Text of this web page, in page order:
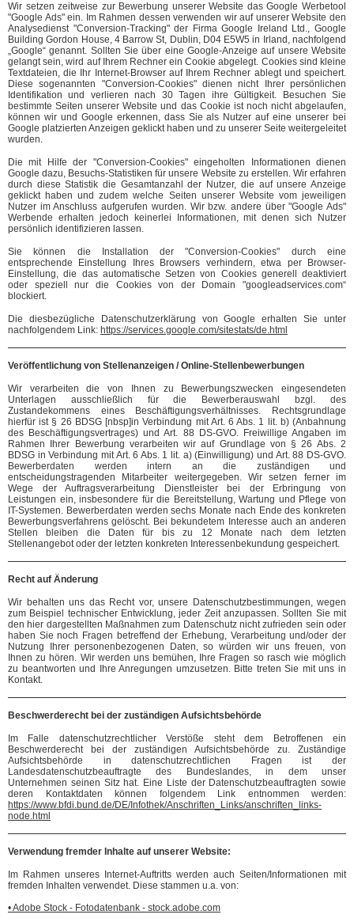
Wir setzen zeitweise zur Bewerbung unserer Website das Google Werbetool
"Google Ads" ein. Im Rahmen dessen verwenden wir auf unserer Website den
Analysedienst "Conversion-Tracking" der Firma Google Ireland Ltd., Google
Building Gordon House, 4 Barrow St, Dublin, D04 E5W5 in Irland, nachfolgend
„Google“ genannt. Sollten Sie über eine Google-Anzeige auf unsere Website
gelangt sein, wird auf Ihrem Rechner ein Cookie abgelegt. Cookies sind kleine
Textdateien, die Ihr Internet-Browser auf Ihrem Rechner ablegt und speichert.
Diese sogenannten "Conversion-Cookies" dienen nicht Ihrer persönlichen
Identifikation und verlieren nach 30 Tagen ihre Gültigkeit. Besuchen Sie
bestimmte Seiten unserer Website und das Cookie ist noch nicht abgelaufen,
können wir und Google erkennen, dass Sie als Nutzer auf eine unserer bei
Google platzierten Anzeigen geklickt haben und zu unserer Seite weitergeleitet
wurden.
Die mit Hilfe der "Conversion-Cookies" eingeholten Informationen dienen
Google dazu, Besuchs-Statistiken für unsere Website zu erstellen. Wir erfahren
durch diese Statistik die Gesamtanzahl der Nutzer, die auf unsere Anzeige
geklickt haben und zudem welche Seiten unserer Website vom jeweiligen
Nutzer im Anschluss aufgerufen wurden. Wir bzw. andere über "Google Ads"
Werbende erhalten jedoch keinerlei Informationen, mit denen sich Nutzer
persönlich identifizieren lassen.
Sie können die Installation der "Conversion-Cookies" durch eine
entsprechende Einstellung Ihres Browsers verhindern, etwa per Browser-
Einstellung, die das automatische Setzen von Cookies generell deaktiviert
oder speziell nur die Cookies von der Domain "googleadservices.com“
blockiert.
Die diesbezügliche Datenschutzerklärung von Google erhalten Sie unter
nachfolgendem Link: https://services.google.com/sitestats/de.html
Veröffentlichung von Stellenanzeigen / Online-Stellenbewerbungen
Wir verarbeiten die von Ihnen zu Bewerbungszwecken eingesendeten
Unterlagen ausschließlich für die Bewerberauswahl bzgl. des
Zustandekommens eines Beschäftigungsverhältnisses. Rechtsgrundlage
hierfür ist § 26 BDSG [nbsp]in Verbindung mit Art. 6 Abs. 1 lit. b) (Anbahnung
des Beschäftigungsvertrages) und Art. 88 DS-GVO. Freiwillige Angaben im
Rahmen Ihrer Bewerbung verarbeiten wir auf Grundlage von § 26 Abs. 2
BDSG in Verbindung mit Art. 6 Abs. 1 lit. a) (Einwilligung) und Art. 88 DS-GVO.
Bewerberdaten werden intern an die zuständigen und
entscheidungstragenden Mitarbeiter weitergegeben. Wir setzen ferner im
Wege der Auftragsverarbeitung Dienstleister bei der Erbringung von
Leistungen ein, insbesondere für die Bereitstellung, Wartung und Pflege von
IT-Systemen. Bewerberdaten werden sechs Monate nach Ende des konkreten
Bewerbungsverfahrens gelöscht. Bei bekundetem Interesse auch an anderen
Stellen bleiben die Daten für bis zu 12 Monate nach dem letzten
Stellenangebot oder der letzten konkreten Interessenbekundung gespeichert.
Recht auf Änderung
Wir behalten uns das Recht vor, unsere Datenschutzbestimmungen, wegen
zum Beispiel technischer Entwicklung, jeder Zeit anzupassen. Sollten Sie mit
den hier dargestellten Maßnahmen zum Datenschutz nicht zufrieden sein oder
haben Sie noch Fragen betreffend der Erhebung, Verarbeitung und/oder der
Nutzung Ihrer personenbezogenen Daten, so würden wir uns freuen, von
Ihnen zu hören. Wir werden uns bemühen, Ihre Fragen so rasch wie möglich
zu beantworten und Ihre Anregungen umzusetzen. Bitte treten Sie mit uns in
Kontakt.
Beschwerderecht bei der zuständigen Aufsichtsbehörde
Im Falle datenschutzrechtlicher Verstöße steht dem Betroffenen ein
Beschwerderecht bei der zuständigen Aufsichtsbehörde zu. Zuständige
Aufsichtsbehörde in datenschutzrechtlichen Fragen ist der
Landesdatenschutzbeauftragte des Bundeslandes, in dem unser
Unternehmen seinen Sitz hat. Eine Liste der Datenschutzbeauftragten sowie
deren Kontaktdaten können folgendem Link entnommen werden:
https://www.bfdi.bund.de/DE/Infothek/Anschriften_Links/anschriften_links-
node.html
Verwendung fremder Inhalte auf unserer Website:
Im Rahmen unseres Internet-Auftritts werden auch Seiten/Informationen mit
fremden Inhalten verwendet. Diese stammen u.a. von:
• Adobe Stock - Fotodatenbank - stock.adobe.com